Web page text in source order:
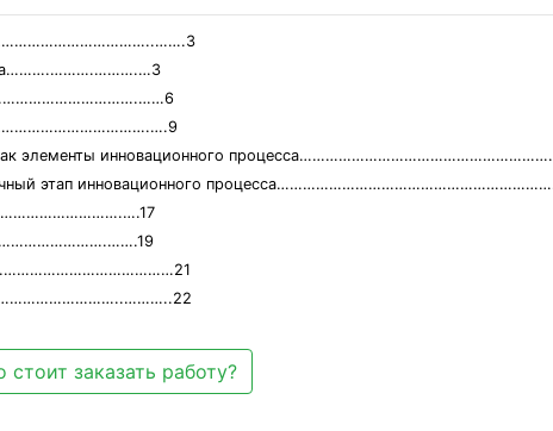
как элементы инновационного
этап инновационного
стоит заказать работу?